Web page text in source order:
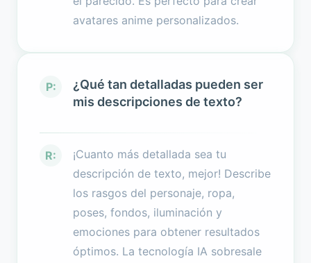
avatares anime personalizados.
P:
¿Qué tan detalladas pueden ser
mis descripciones de texto?
R:
¡Cuanto más detallada sea tu
descripción de texto, mejor! Describe
los rasgos del personaje, ropa,
poses, fondos, iluminación y
emociones para obtener resultados
óptimos. La tecnología IA sobresale